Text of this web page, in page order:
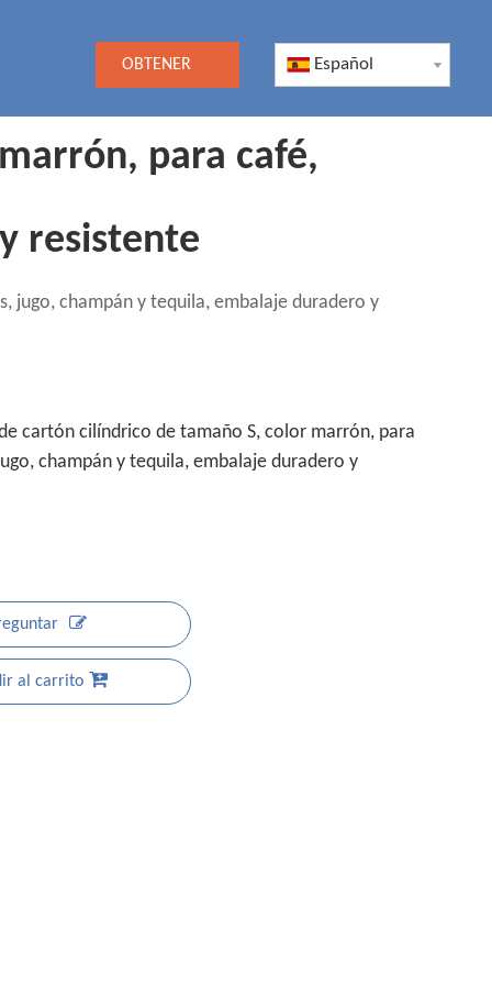
OBTENER
COTIZACIÓN
Español
para café,
resistente
jugo, champán y tequila, embalaje duradero y
cartón cilíndrico de tamaño S, color marrón, para
champán y tequila, embalaje duradero y
al carrito